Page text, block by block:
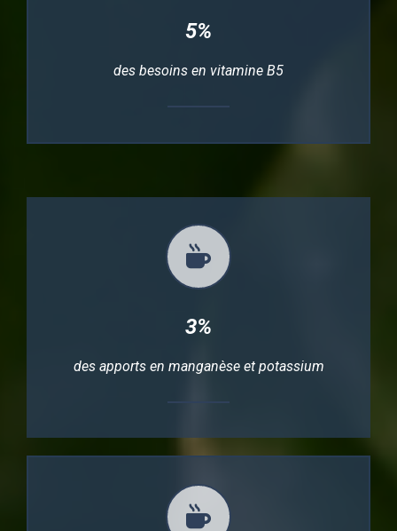
5%
des besoins en vitamine B5
3%
des apports en manganèse et potassium